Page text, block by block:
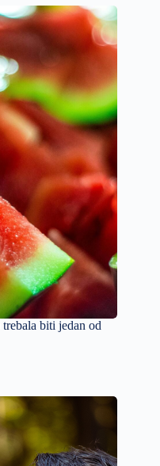
biti jedan od